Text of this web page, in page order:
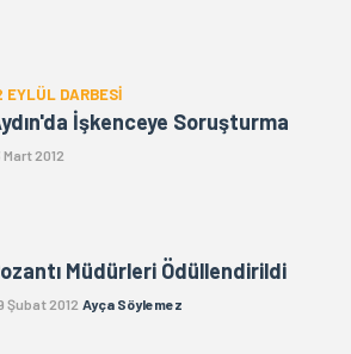
EYLÜL DARBESİ
İşkenceye Soruşturma
Mart 2012
Müdürleri Ödüllendirildi
Şubat 2012 Ayça Söylemez